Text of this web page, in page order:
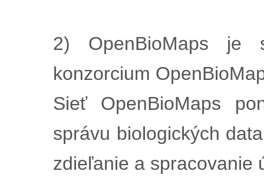
2) OpenBioMaps je
konzorcium
Sieť OpenBioMaps
správu biologických
zdieľanie a spracovanie